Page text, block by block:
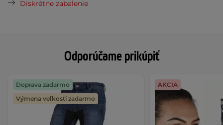
Odporúčame prikúpiť
Doprava zadarmo
Výmena veľkosti zadarmo
AKCIA
Diskrétne zabalenie